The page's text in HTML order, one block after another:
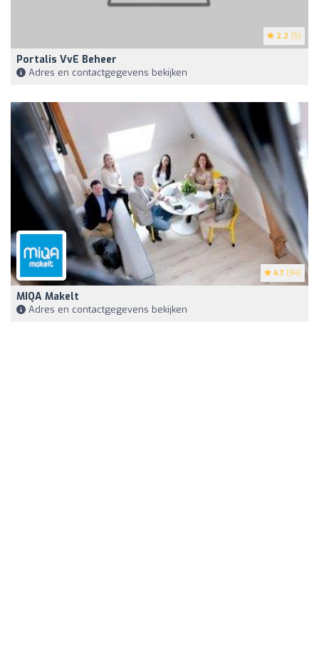
2.2 (5)
Portalis VvE Beheer
Adres en contactgegevens bekijken
4.7 (94)
MIQA Makelt
Adres en contactgegevens bekijken